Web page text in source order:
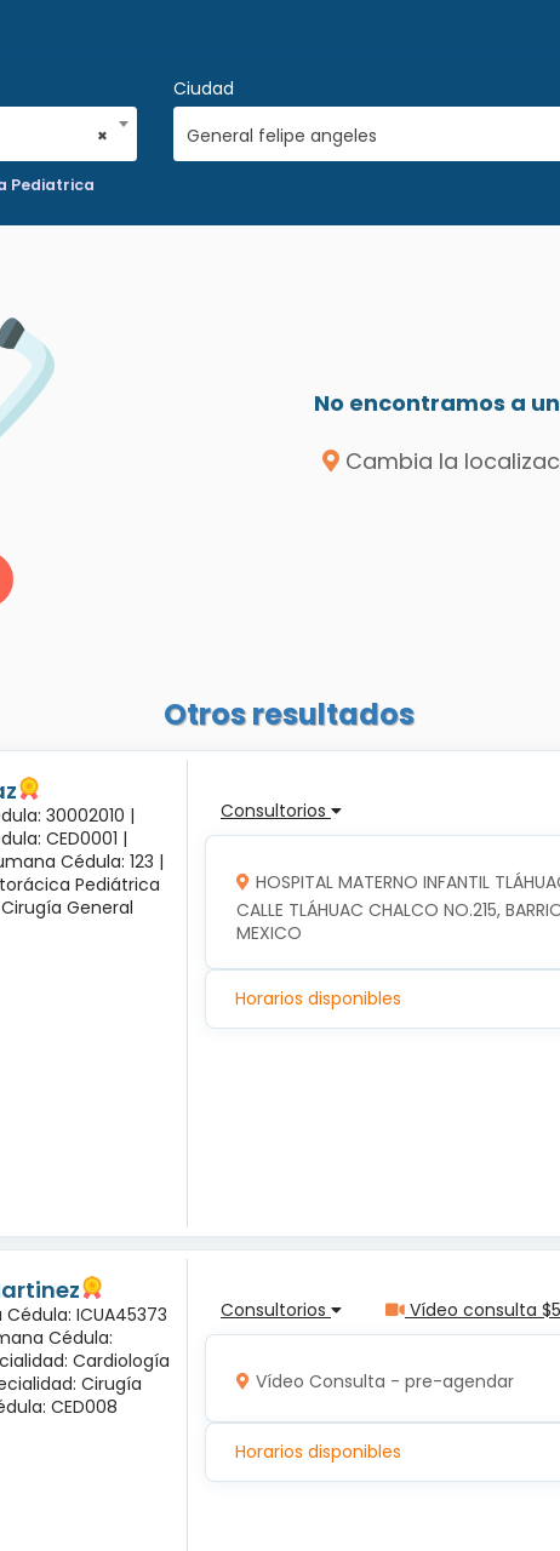
×
Ciudad
General felipe angeles
Pediatrica
No encontramos a
Cambia la
Otros resultados
30002010 |
CED0001 |
Cédula: 123 |
Pediátrica
General
Consultorios
HOSPITAL MATERNO INFANTIL
CALLE TLÁHUAC CHALCO NO.215,
MEXICO
Horarios disponibles
ICUA45373
Cédula:
Cardiología
Cirugía
CED008
Consultorios Vídeo consulta
Vídeo Consulta - pre-agendar
Horarios disponibles